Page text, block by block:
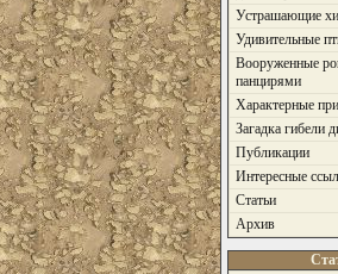
Устрашающие
Удивительные
Вооруженные
панцирями
Характерные
Загадка гибели
Публикации
Интересные
Статьи
Архив